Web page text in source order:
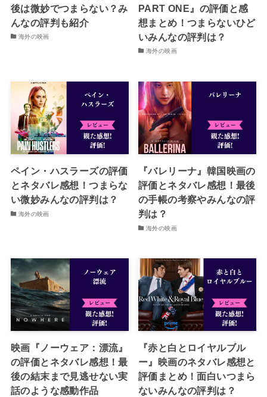
後は微妙でつまらない？み
んなの評判も紹介
海外の映画
PART ONE』の評価と感
想まとめ！つまらないひど
いみんなの評判は？
海外の映画
ペイン・ハスラーズの評価
とネタバレ感想！つまらな
い微妙みんなの評判は？
海外の映画
『バレリーナ』韓国映画の
評価とネタバレ感想！最後
の手帳の考察やみんなの評
判は？
海外の映画
映画『ノーウェア：漂流』
の評価とネタバレ感想！最
後の結末まで見逃せない実
話のような感動作品
『赤と白とロイヤルブル
ー』映画のネタバレ感想と
評価まとめ！面白いつまら
ないみんなの評判は？